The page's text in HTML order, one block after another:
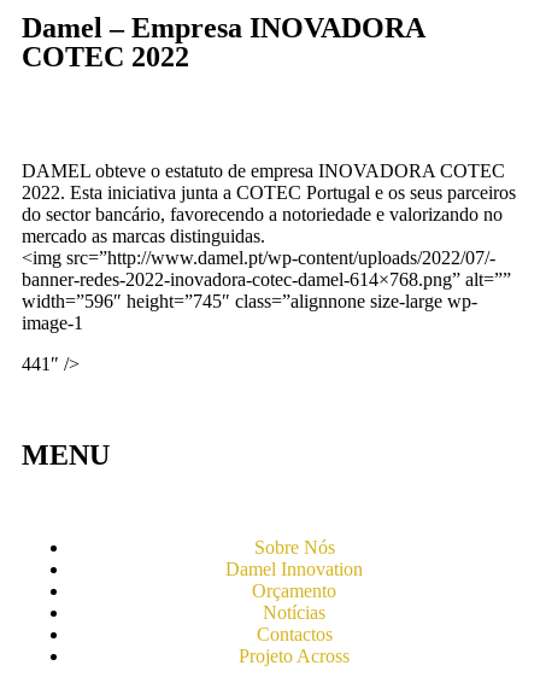
Damel – Empresa INOVADORA
COTEC 2022
DAMEL obteve o estatuto de empresa INOVADORA COTEC
2022. Esta iniciativa junta a COTEC Portugal e os seus parceiros
do sector bancário, favorecendo a notoriedade e valorizando no
mercado as marcas distinguidas.
<img src=”http://www.damel.pt/wp-content/uploads/2022/07/-
banner-redes-2022-inovadora-cotec-damel-614×768.png” alt=””
width=”596″ height=”745″ class=”alignnone size-large wp-
image-1
441″ />
MENU
Sobre Nós
Damel Innovation
Orçamento
Notícias
Contactos
Projeto Across